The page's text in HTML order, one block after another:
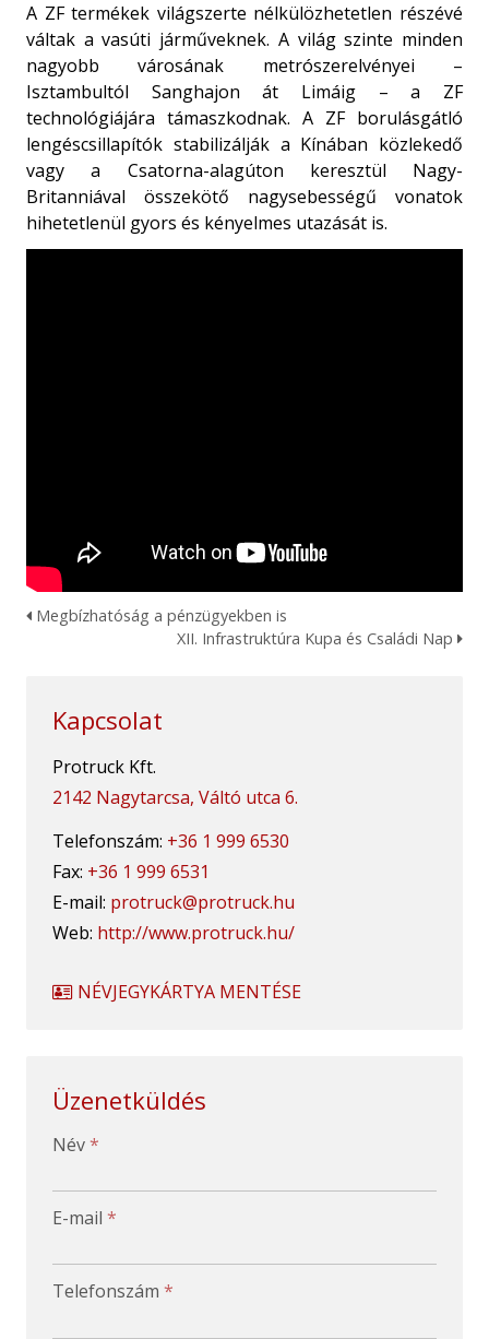
A ZF termékek világszerte nélkülözhetetlen részévé
váltak a vasúti járműveknek. A világ szinte minden
nagyobb városának metrószerelvényei –
Isztambultól Sanghajon át Limáig – a ZF
technológiájára támaszkodnak. A ZF borulásgátló
lengéscsillapítók stabilizálják a Kínában közlekedő
vagy a Csatorna-alagúton keresztül Nagy-
Britanniával összekötő nagysebességű vonatok
hihetetlenül gyors és kényelmes utazását is.
Megbízhatóság a pénzügyekben is
XII. Infrastruktúra Kupa és Családi Nap
Kapcsolat
Protruck Kft.
2142 Nagytarcsa, Váltó utca 6.
Telefonszám: +36 1 999 6530
Fax: +36 1 999 6531
E-mail: protruck@protruck.hu
Web: http://www.protruck.hu/
NÉVJEGYKÁRTYA MENTÉSE
Üzenetküldés
Név*
E-mail *
Telefonszám *